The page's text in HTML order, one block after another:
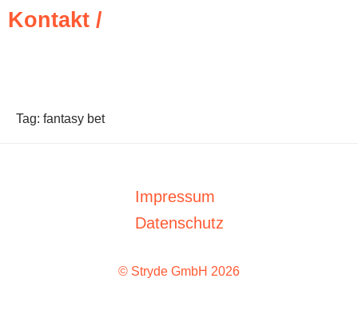
Kontakt /
Tag: fantasy bet
Impressum
Datenschutz
© Stryde GmbH 2026